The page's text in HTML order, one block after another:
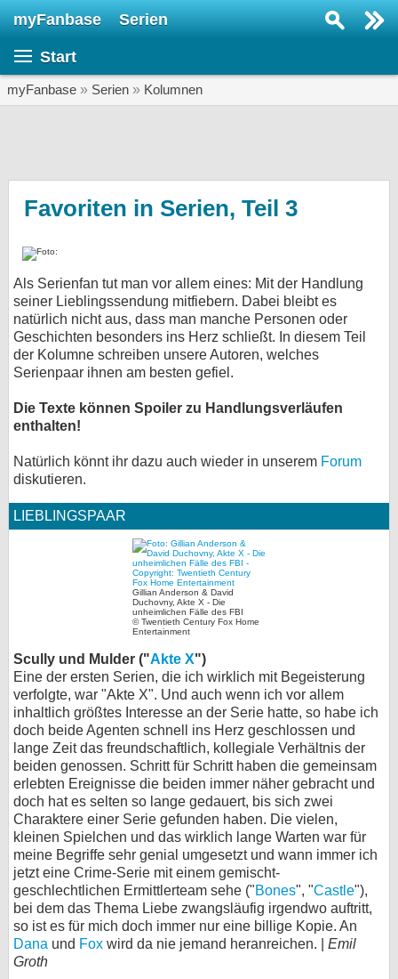
myFanbase Serien
Start
myFanbase » Serien » Kolumnen
Favoriten in Serien, Teil 3
Als Serienfan tut man vor allem eines: Mit der Handlung
seiner Lieblingssendung mitfiebern. Dabei bleibt es
natürlich nicht aus, dass man manche Personen oder
Geschichten besonders ins Herz schließt. In diesem Teil
der Kolumne schreiben unsere Autoren, welches
Serienpaar ihnen am besten gefiel.
Die Texte können Spoiler zu Handlungsverläufen
enthalten!
Natürlich könnt ihr dazu auch wieder in unserem Forum
diskutieren.
LIEBLINGSPAAR
Gillian Anderson & David
Duchovny, Akte X - Die
unheimlichen Fälle des FBI
© Twentieth Century Fox Home
Entertainment
Scully und Mulder ("Akte X")
Eine der ersten Serien, die ich wirklich mit Begeisterung
verfolgte, war "Akte X". Und auch wenn ich vor allem
inhaltlich größtes Interesse an der Serie hatte, so habe ich
doch beide Agenten schnell ins Herz geschlossen und
lange Zeit das freundschaftlich, kollegiale Verhältnis der
beiden genossen. Schritt für Schritt haben die gemeinsam
erlebten Ereignisse die beiden immer näher gebracht und
doch hat es selten so lange gedauert, bis sich zwei
Charaktere einer Serie gefunden haben. Die vielen,
kleinen Spielchen und das wirklich lange Warten war für
meine Begriffe sehr genial umgesetzt und wann immer ich
jetzt eine Crime-Serie mit einem gemischt-
geschlechtlichen Ermittlerteam sehe ("Bones", "Castle"),
bei dem das Thema Liebe zwangsläufig irgendwo auftritt,
so ist es für mich doch immer nur eine billige Kopie. An
Dana und Fox wird da nie jemand heranreichen. | Emil
Groth
SERIEN
Specials
SERVICE
Gewinnspiele
Forum
bei Facebook
Nutzungsbedingungen
Datenschutz
Cookie-Einstellungen
Impressum
Desktop-Ansicht
myFanbase